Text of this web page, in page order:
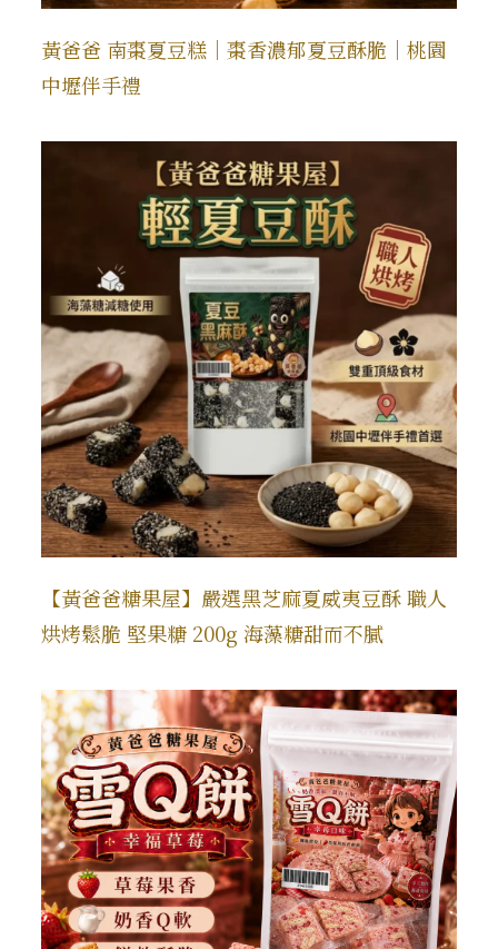
黃爸爸 南棗夏豆糕｜棗香濃郁夏豆酥脆｜桃園
中壢伴手禮
【黃爸爸糖果屋】嚴選黑芝麻夏威夷豆酥 職人
烘烤鬆脆 堅果糖 200g 海藻糖甜而不膩